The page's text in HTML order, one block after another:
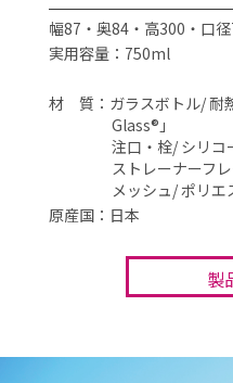
幅87・奥84・高300・口
実用容量：750ml
材 質：ガラスボトル/ 耐
Glass®」
注口・栓/ シリコ
ストレーナーフ
メッシュ/ ポリエ
原産国：日本
製